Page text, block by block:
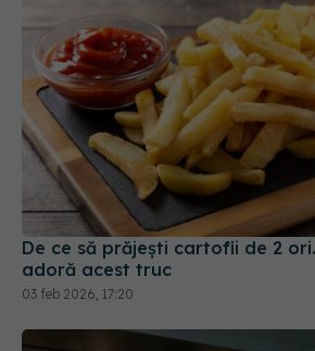
De ce să prăjești cartofii de 2
adoră acest truc
03 feb 2026, 17:20